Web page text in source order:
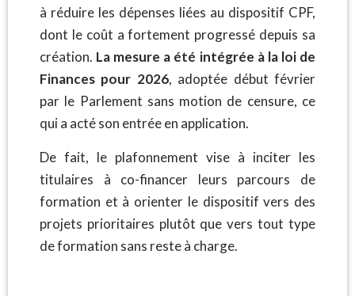
à réduire les dépenses liées au dispositif CPF,
dont le coût a fortement progressé depuis sa
création. La mesure a été intégrée à la loi de
Finances pour 2026, adoptée début février
par le Parlement sans motion de censure, ce
qui a acté son entrée en application.
De fait, le plafonnement vise à inciter les
titulaires à co-financer leurs parcours de
formation et à orienter le dispositif vers des
projets prioritaires plutôt que vers tout type
de formation sans reste à charge.